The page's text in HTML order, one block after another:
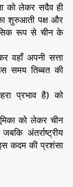
को लेकर सदैव ही
शुरुआती पक्ष और
रूप से चीन के
वहाँ अपनी सत्ता
समय तिब्बत की
प्रभाव है) को
को लेकर चीन
अंतर्राष्ट्रीय
कदम की प्रशंसा